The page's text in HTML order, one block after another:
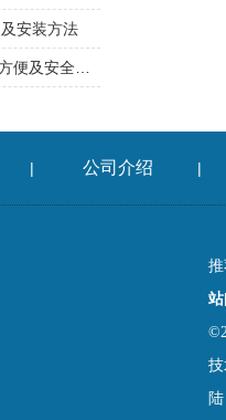
安装方法
| 公司介绍 |
陆